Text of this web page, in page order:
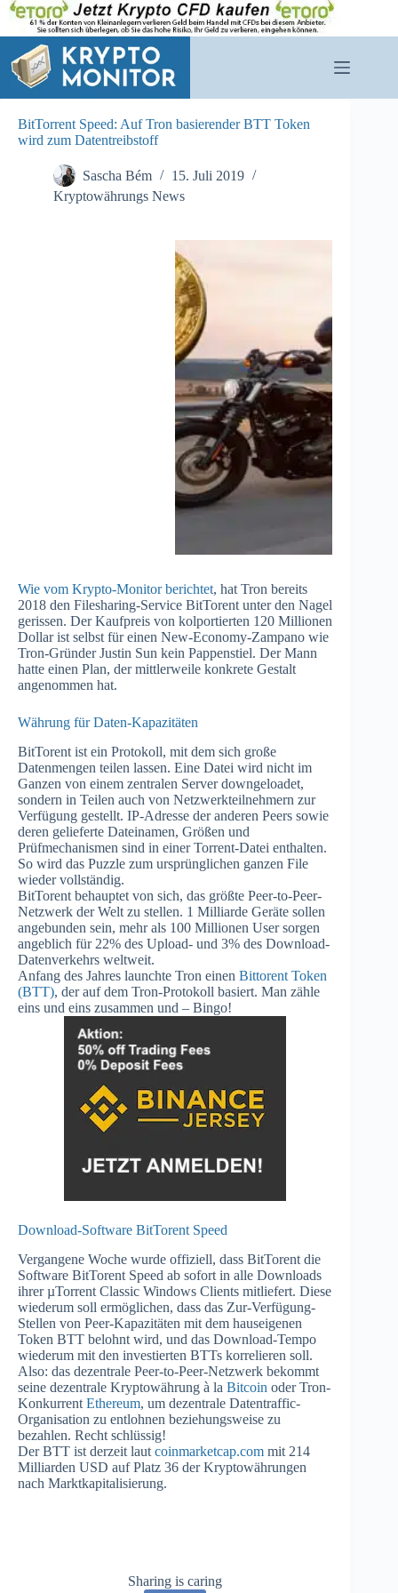
Zum
Inhalt
springen
BitTorrent Speed: Auf Tron basierender BTT Token
wird zum Datentreibstoff
Sascha Bém
15. Juli 2019
Kryptowährungs News
Wie vom Krypto-Monitor berichtet, hat Tron bereits
2018 den Filesharing-Service BitTorent unter den Nagel
gerissen. Der Kaufpreis von kolportierten 120 Millionen
Dollar ist selbst für einen New-Economy-Zampano wie
Tron-Gründer Justin Sun kein Pappenstiel. Der Mann
hatte einen Plan, der mittlerweile konkrete Gestalt
angenommen hat.
Währung für Daten-Kapazitäten
BitTorent ist ein Protokoll, mit dem sich große
Datenmengen teilen lassen. Eine Datei wird nicht im
Ganzen von einem zentralen Server downgeloadet,
sondern in Teilen auch von Netzwerkteilnehmern zur
Verfügung gestellt. IP-Adresse der anderen Peers sowie
deren gelieferte Dateinamen, Größen und
Prüfmechanismen sind in einer Torrent-Datei enthalten.
So wird das Puzzle zum ursprünglichen ganzen File
wieder vollständig.
BitTorent behauptet von sich, das größte Peer-to-Peer-
Netzwerk der Welt zu stellen. 1 Milliarde Geräte sollen
angebunden sein, mehr als 100 Millionen User sorgen
angeblich für 22% des Upload- und 3% des Download-
Datenverkehrs weltweit.
Anfang des Jahres launchte Tron einen Bittorent Token
(BTT), der auf dem Tron-Protokoll basiert. Man zähle
eins und eins zusammen und – Bingo!
Download-Software BitTorent Speed
Vergangene Woche wurde offiziell, dass BitTorent die
Software BitTorent Speed ab sofort in alle Downloads
ihrer µTorrent Classic Windows Clients mitliefert. Diese
wiederum soll ermöglichen, dass das Zur-Verfügung-
Stellen von Peer-Kapazitäten mit dem hauseigenen
Token BTT belohnt wird, und das Download-Tempo
wiederum mit den investierten BTTs korrelieren soll.
Also: das dezentrale Peer-to-Peer-Netzwerk bekommt
seine dezentrale Kryptowährung à la Bitcoin oder Tron-
Konkurrent Ethereum, um dezentrale Datentraffic-
Organisation zu entlohnen beziehungsweise zu
bezahlen. Recht schlüssig!
Der BTT ist derzeit laut coinmarketcap.com mit 214
Milliarden USD auf Platz 36 der Kryptowährungen
nach Marktkapitalisierung.
Sharing is caring